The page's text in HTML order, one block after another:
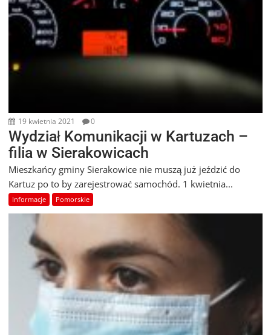
19 kwietnia 2021 0
Wydział Komunikacji w Kartuzach –
filia w Sierakowicach
Mieszkańcy gminy Sierakowice nie muszą już jeździć do
Kartuz po to by zarejestrować samochód. 1 kwietnia...
Informacje Pomorskie